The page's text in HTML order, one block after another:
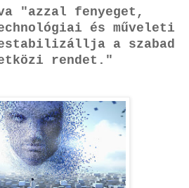
"azzal fenyeget,
és műveleti
a szabad
rendet."